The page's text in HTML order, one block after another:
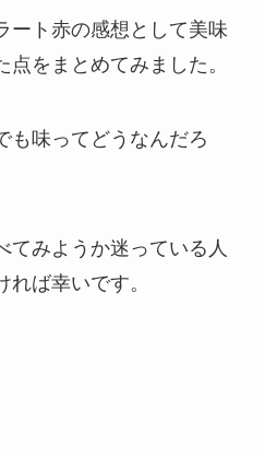
ート赤の感想として美味
点をまとめてみました。
も味ってどうなんだろ
てみようか迷っている人
ば幸いです。